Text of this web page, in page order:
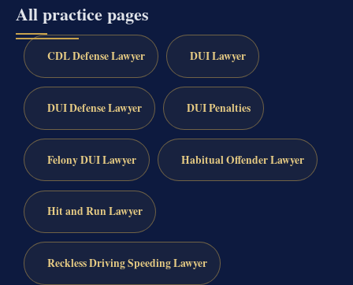
All practice pages
CDL Defense Lawyer DUI Lawyer
DUI Defense Lawyer DUI Penalties
Felony DUI Lawyer Habitual Offender Lawyer
Hit and Run Lawyer
Reckless Driving Speeding Lawyer